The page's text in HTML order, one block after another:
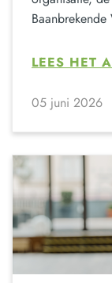
LEES HET
05 juni 2026